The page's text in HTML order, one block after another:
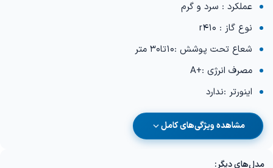
عملکرد : سرد و گرم
نوع گاز : r410
شعاع تحت پوشش :10تا30 متر
مصرف انرژی :+A
اینورتر :ندارد
مشاهده ویژگی‌های کامل
مدل‌های دیگر: